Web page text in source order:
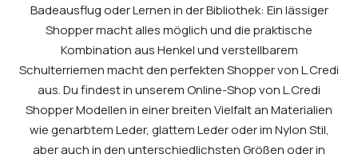
Badeausflug oder Lernen in der Bibliothek: Ein lässiger
Shopper macht alles möglich und die praktische
Kombination aus Henkel und verstellbarem
Schulterriemen macht den perfekten Shopper von L.Credi
aus. Du findest in unserem Online-Shop von L.Credi
Shopper Modellen in einer breiten Vielfalt an Materialien
wie genarbtem Leder, glattem Leder oder im Nylon Stil,
aber auch in den unterschiedlichsten Größen oder in